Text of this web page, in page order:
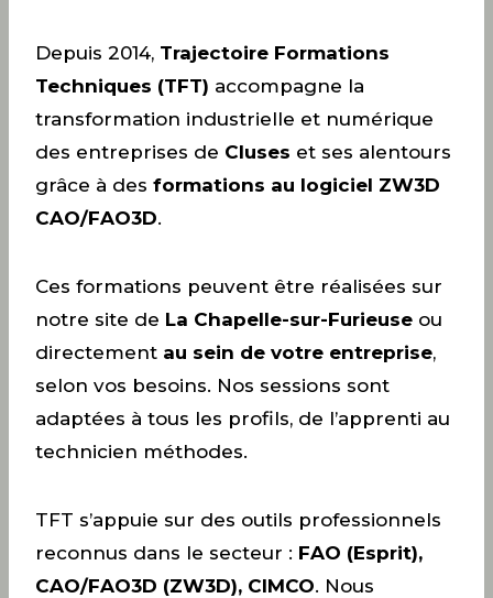
Depuis 2014, Trajectoire Formations
Techniques (TFT) accompagne la
transformation industrielle et numérique
des entreprises de Cluses et ses alentours
grâce à des formations au logiciel ZW3D
CAO/FAO3D.
Ces formations peuvent être réalisées sur
notre site de La Chapelle-sur-Furieuse ou
directement au sein de votre entreprise,
selon vos besoins. Nos sessions sont
adaptées à tous les profils, de l’apprenti au
technicien méthodes.
TFT s’appuie sur des outils professionnels
reconnus dans le secteur : FAO (Esprit),
CAO/FAO3D (ZW3D), CIMCO. Nous